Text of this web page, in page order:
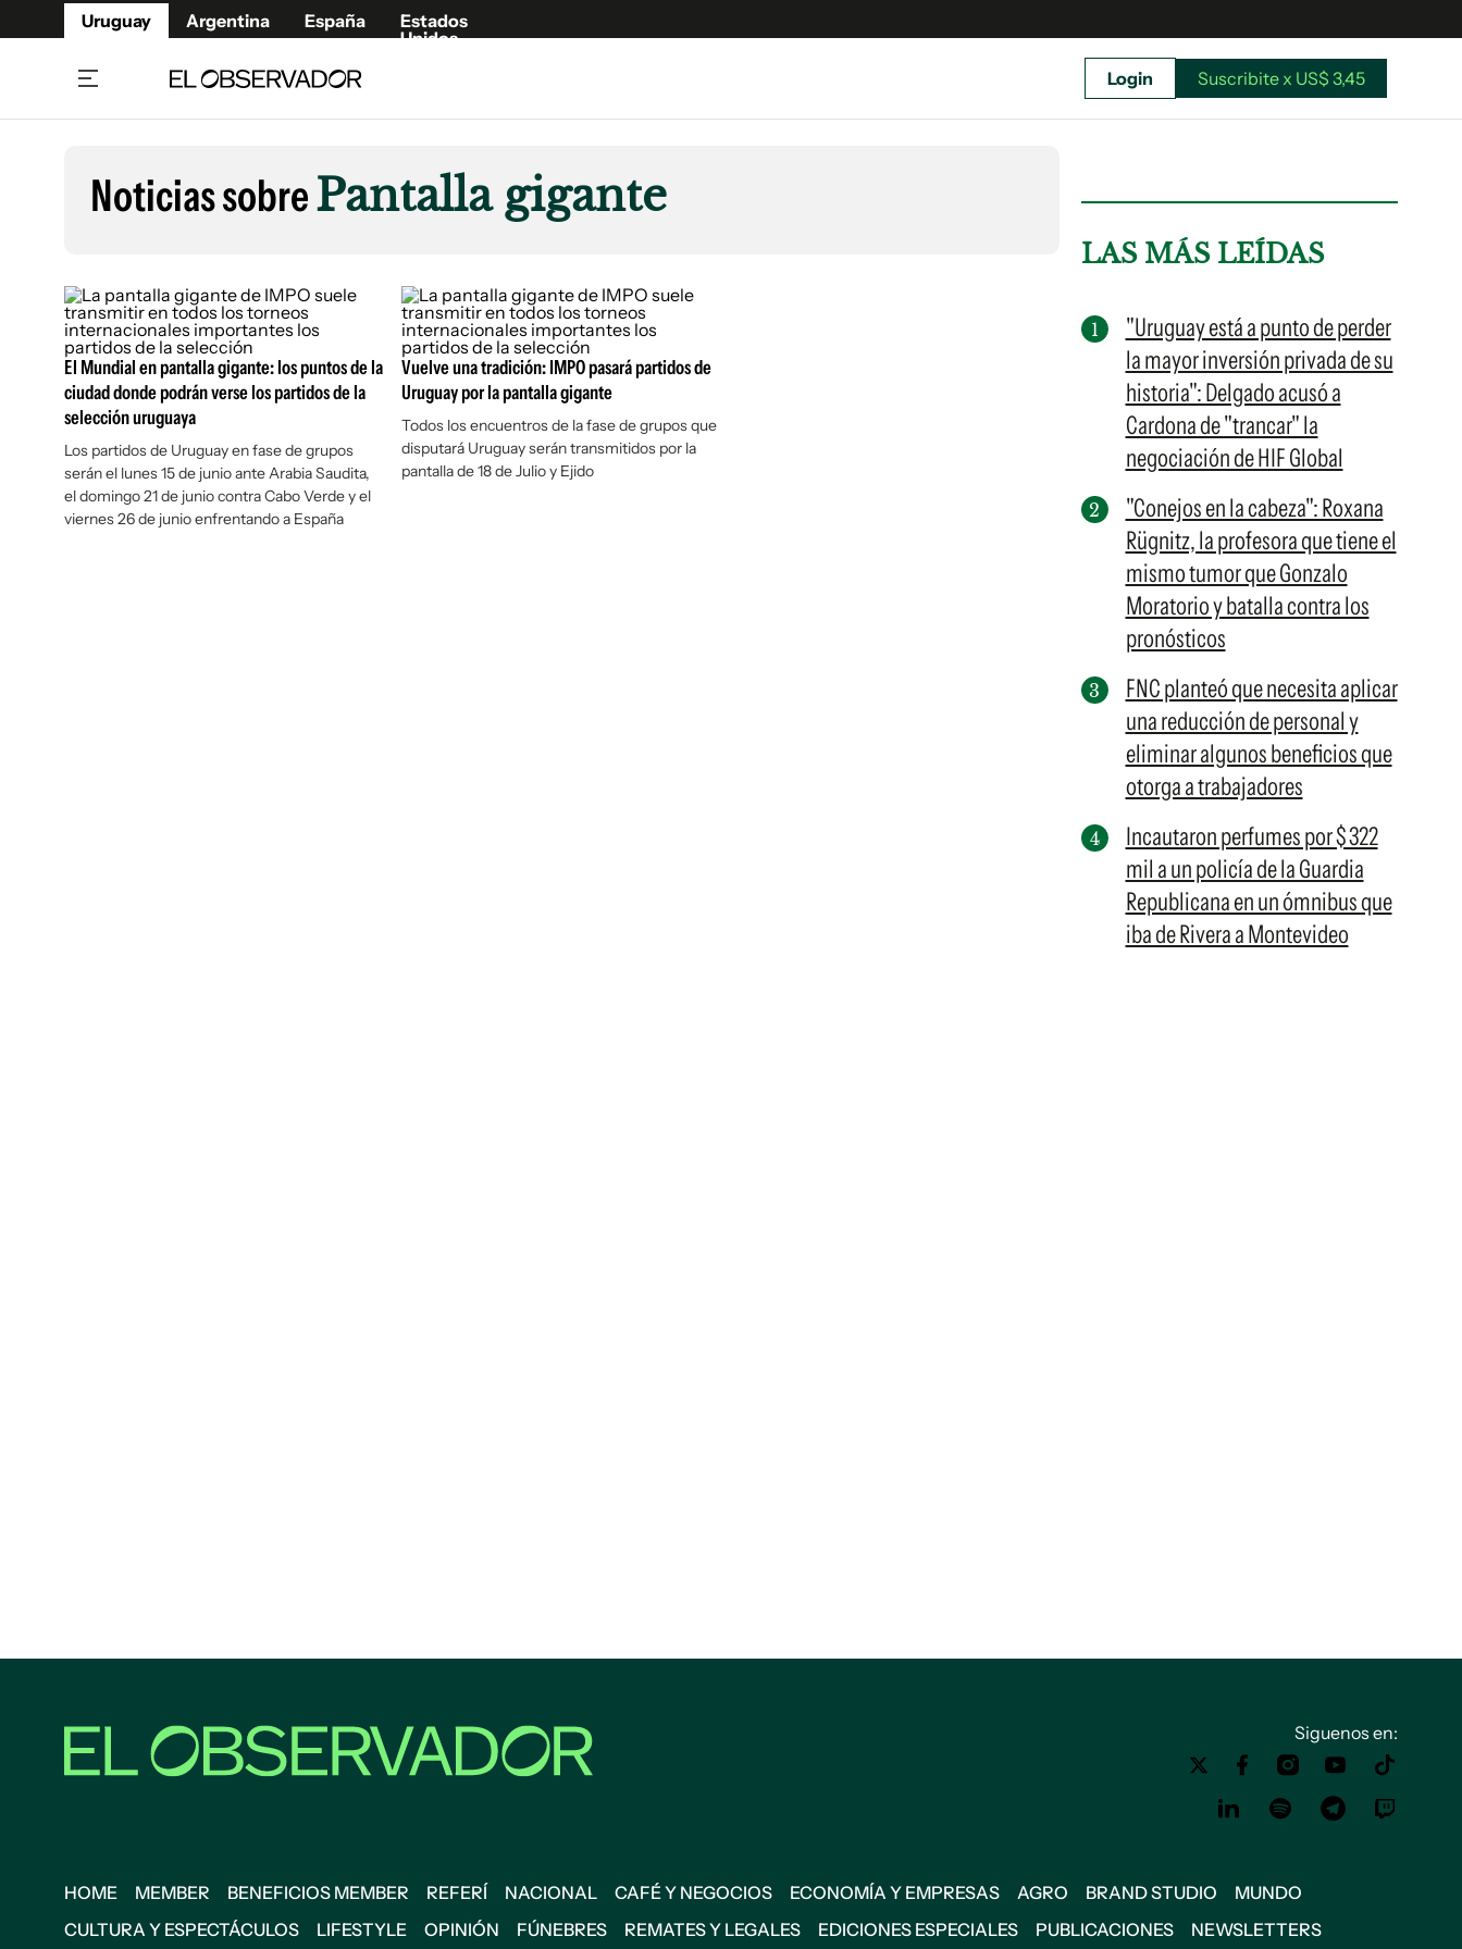
Uruguay Argentina España
Estados
Unidos
Beneficios Member
Café y Negocios
Economía y Empresas
Agro
Brand Studio
Cultura y Espectáculos
Fúnebres
Publicaciones
Newsletters
Argentina
España
Estados Unidos
Suscribite x US$ 3,45
Login Suscribite x US$ 3,45
Noticias sobrePantalla gigante
El Mundial en pantalla gigante: los puntos de la
ciudad donde podrán verse los partidos de la
selección uruguaya
Los partidos de Uruguay en fase de grupos
serán el lunes 15 de junio ante Arabia Saudita,
el domingo 21 de junio contra Cabo Verde y el
viernes 26 de junio enfrentando a España
Vuelve una tradición: IMPO pasará partidos de
Uruguay por la pantalla gigante
Todos los encuentros de la fase de grupos que
disputará Uruguay serán transmitidos por la
pantalla de 18 de Julio y Ejido
LAS MÁS LEÍDAS
"Uruguay está a punto de perder
la mayor inversión privada de su
historia": Delgado acusó a
Cardona de "trancar" la
negociación de HIF Global
"Conejos en la cabeza": Roxana
Rügnitz, la profesora que tiene el
mismo tumor que Gonzalo
Moratorio y batalla contra los
pronósticos
FNC planteó que necesita aplicar
una reducción de personal y
eliminar algunos beneficios que
otorga a trabajadores
Incautaron perfumes por $ 322
mil a un policía de la Guardia
Republicana en un ómnibus que
iba de Rivera a Montevideo
Siguenos en:
HOME MEMBER BENEFICIOS MEMBER REFERÍ NACIONAL CAFÉ Y NEGOCIOS ECONOMÍA Y EMPRESAS AGRO BRAND STUDIO
MUNDO
CULTURA Y ESPECTÁCULOS
LIFESTYLE OPINIÓN FÚNEBRES REMATES Y LEGALES EDICIONES ESPECIALES PUBLICACIONES NEWSLETTERS